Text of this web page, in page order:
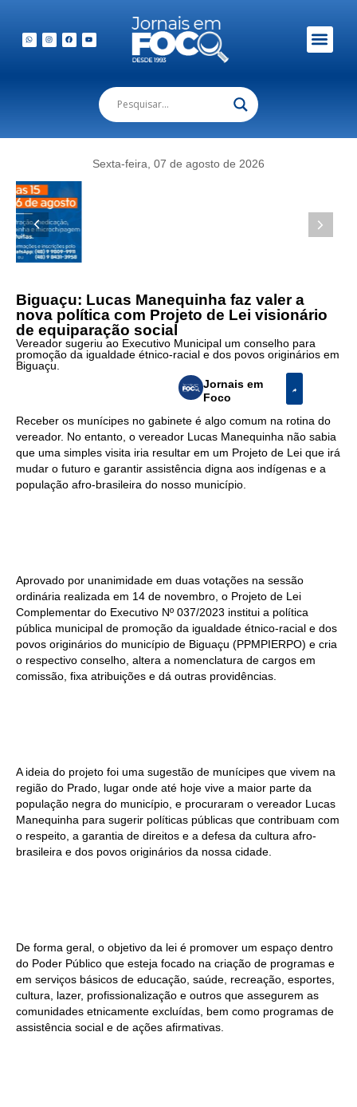
Sexta-feira, 07 de agosto de 2026
Biguaçu: Lucas Manequinha faz valer a
nova política com Projeto de Lei visionário
de equiparação social
Vereador sugeriu ao Executivo Municipal um conselho para
promoção da igualdade étnico-racial e dos povos originários em
Biguaçu.
Jornais em
Foco
Receber os munícipes no gabinete é algo comum na rotina do
vereador. No entanto, o vereador Lucas Manequinha não sabia
que uma simples visita iria resultar em um Projeto de Lei que irá
mudar o futuro e garantir assistência digna aos indígenas e a
população afro-brasileira do nosso município.
Aprovado por unanimidade em duas votações na sessão
ordinária realizada em 14 de novembro, o Projeto de Lei
Complementar do Executivo Nº 037/2023 institui a política
pública municipal de promoção da igualdade étnico-racial e dos
povos originários do município de Biguaçu (PPMPIERPO) e cria
o respectivo conselho, altera a nomenclatura de cargos em
comissão, fixa atribuições e dá outras providências.
A ideia do projeto foi uma sugestão de munícipes que vivem na
região do Prado, lugar onde até hoje vive a maior parte da
população negra do município, e procuraram o vereador Lucas
Manequinha para sugerir políticas públicas que contribuam com
o respeito, a garantia de direitos e a defesa da cultura afro-
brasileira e dos povos originários da nossa cidade.
De forma geral, o objetivo da lei é promover um espaço dentro
do Poder Público que esteja focado na criação de programas e
em serviços básicos de educação, saúde, recreação, esportes,
cultura, lazer, profissionalização e outros que assegurem as
comunidades etnicamente excluídas, bem como programas de
assistência social e de ações afirmativas.